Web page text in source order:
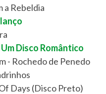
a Rebeldia
Disco Romântico
- Rochedo de Penedo
Days (Disco Preto)